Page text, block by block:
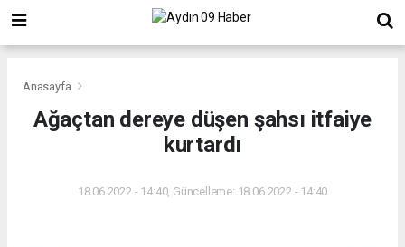
Anasayfa
Ağaçtan dereye düşen şahsı itfaiye
kurtardı
18.06.2022 - 14:40, Güncelleme: 18.06.2022 - 14:40